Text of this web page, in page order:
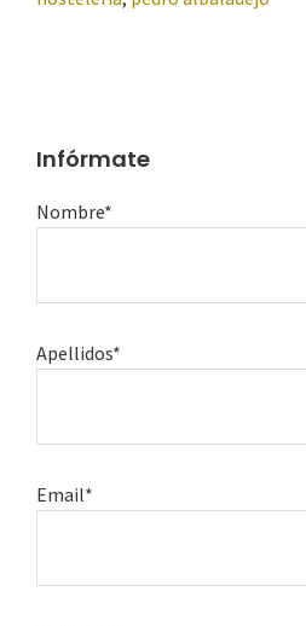
Infórmate
Nombre*
Apellidos*
Email*